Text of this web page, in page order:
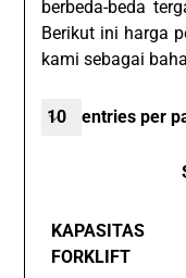
berbeda-beda
Berikut ini harga
kami sebagai
entries per
KAPASITAS
FORKLIFT